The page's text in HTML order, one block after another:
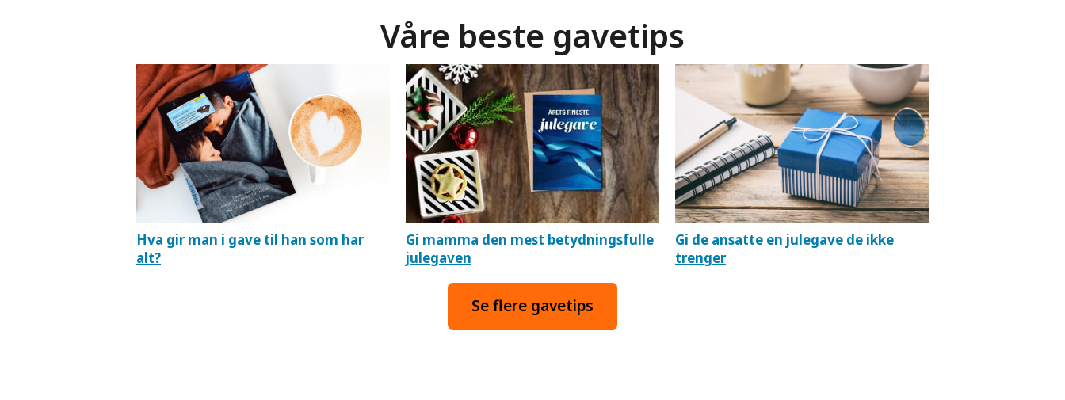
Våre beste gavetips
Hva gir man i gave til han som har
alt?
Gi mamma den mest betydningsfulle
julegaven
Gi de ansatte en julegave de ikke
trenger
Se flere gavetips